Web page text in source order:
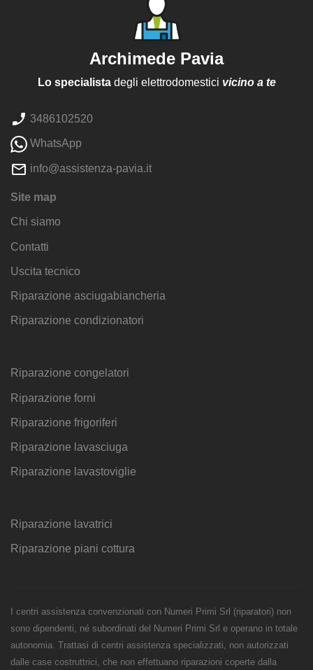
Archimede Pavia
Lo specialistadegli elettrodomestici vicino a te
3486102520
WhatsApp
info@assistenza-pavia.it
Site map
Chi siamo
Contatti
Uscita tecnico
Riparazione asciugabiancheria
Riparazione condizionatori
Riparazione congelatori
Riparazione forni
Riparazione frigoriferi
Riparazione lavasciuga
Riparazione lavastoviglie
Riparazione lavatrici
Riparazione piani cottura
I centri assistenza convenzionati con Numeri Primi Srl (riparatori) non
sono dipendenti, né subordinati del Numeri Primi Srl e operano in totale
autonomia. Trattasi di centri assistenza specializzati, non autorizzati
dalle case costruttrici, che non effettuano riparazioni coperte dalla